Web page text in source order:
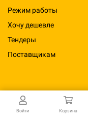
Войти Корзина
Режим работы
Хочу дешевле
Тендеры
Поставщикам